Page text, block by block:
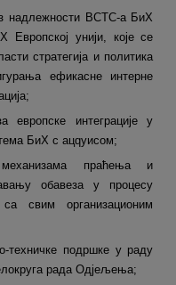
надлежности ВСТС-а БиХ
унији, које се
стратегија и политика
ефикасне интерне
интеграције у
БиХ с ацqуисом;
праћења и
обавеза у процесу
свим организационим
техничке подршке у раду
рада Одјељења;